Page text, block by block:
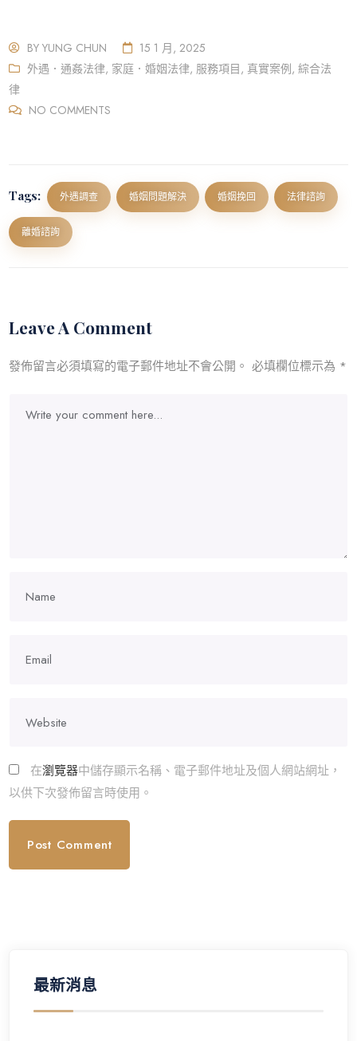
BYYUNG CHUN
15 1 月, 2025
外遇．通姦法律, 家庭．婚姻法律, 服務項目, 真實案例,綜合法
律
NO COMMENTS
Tags: 外遇調查 婚姻問題解決 婚姻挽回 法律諮詢
離婚諮詢
Leave A Comment
發佈留言必須填寫的電子郵件地址不會公開。 必填欄位標示為 *
在瀏覽器中儲存顯示名稱、電子郵件地址及個人網站網址，
以供下次發佈留言時使用。
最新消息